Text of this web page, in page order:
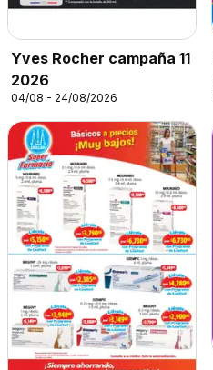
Yves Rocher campaña 11
2026
04/08 - 24/08/2026